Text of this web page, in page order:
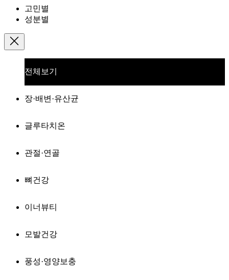
고민별
성분별
전체보기
장·배변·유산균
글루타치온
관절·연골
뼈건강
이너뷰티
모발건강
풍성·영양보충